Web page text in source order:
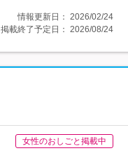
情報更新日： 2026/02/24
掲載終了予定日： 2026/08/24
女性のおしごと掲載中